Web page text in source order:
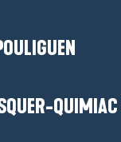
QUIMIAC